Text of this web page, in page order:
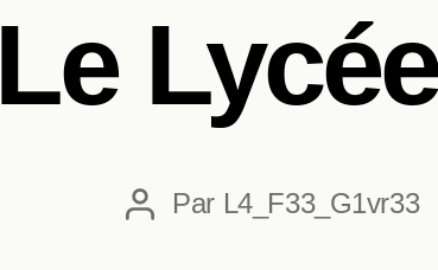
Le
Auteur
Par L4_F33_G1vr33